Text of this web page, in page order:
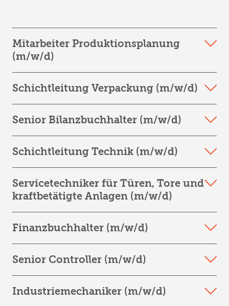
Mitarbeiter Produktionsplanung
(m/w/d)
Westfleisch SCE mbH, Standort Oer-Erkenschwick
Produktion
Berufseinstieg, Berufserfahrene, Quereinstieg
Schichtleitung Verpackung (m/w/d)
Westfleisch SCE mbH, Standort Oer-Erkenschwick
Produktion
Quereinstieg, Berufseinstieg
Senior Bilanzbuchhalter (m/w/d)
Westfleisch SCE mbH, Standort Oer-Erkenschwick
Rechnungswesen / Finanzen / Controlling
Berufserfahrene
Festanstellung
Schichtleitung Technik (m/w/d)
Westfleisch SCE mbH, Standort Oer-Erkenschwick
Technik
Berufserfahrene
Festanstellung
Servicetechniker für Türen, Tore und
kraftbetätigte Anlagen (m/w/d)
Westfleisch SCE mbH, Standort Oer-Erkenschwick
Technik
Berufseinstieg, Berufserfahrene
Finanzbuchhalter (m/w/d)
Westfleisch SCE mbH, Standort Oer-Erkenschwick
Rechnungswesen / Finanzen / Controlling
Berufseinstieg, Berufserfahrene
Senior Controller (m/w/d)
Westfleisch SCE mbH, Standort Oer-Erkenschwick
Industriemechaniker (m/w/d)